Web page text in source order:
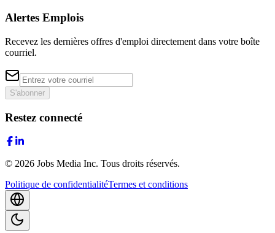
Alertes Emplois
Recevez les dernières offres d'emploi directement dans votre boîte
courriel.
S'abonner
Restez connecté
© 2026 Jobs Media Inc. Tous droits réservés.
Politique de confidentialitéTermes et conditions